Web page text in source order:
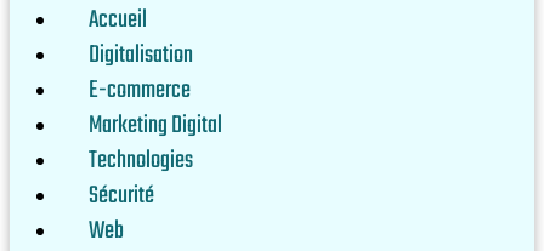
Accueil
Digitalisation
E-commerce
Marketing Digital
Technologies
Sécurité
Web